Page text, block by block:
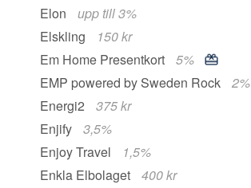
Elon
upp till 3%
Elskling
150 kr
Em Home Presentkort
5%
EMP powered by Sweden Rock
2%
Energi2
375 kr
Enjify
3,5%
Enjoy Travel
1,5%
Enkla Elbolaget
400 kr